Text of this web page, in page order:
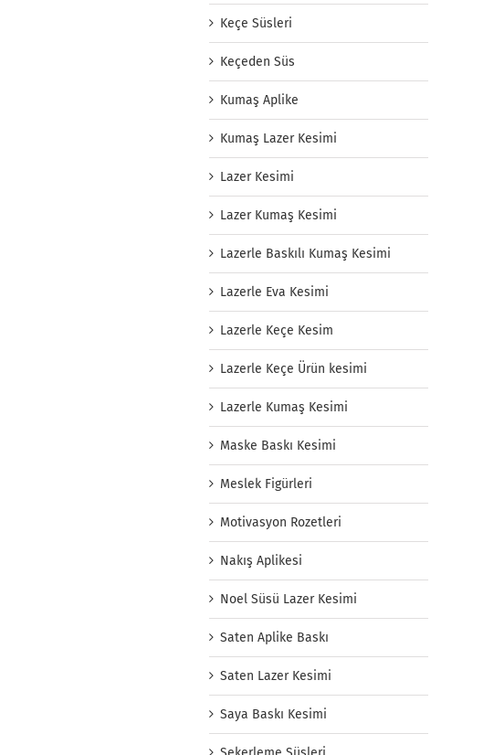
Keçe Süsleri
Keçeden Süs
Kumaş Aplike
Kumaş Lazer Kesimi
Lazer Kesimi
Lazer Kumaş Kesimi
Lazerle Baskılı Kumaş Kesimi
Lazerle Eva Kesimi
Lazerle Keçe Kesim
Lazerle Keçe Ürün kesimi
Lazerle Kumaş Kesimi
Maske Baskı Kesimi
Meslek Figürleri
Motivasyon Rozetleri
Nakış Aplikesi
Noel Süsü Lazer Kesimi
Saten Aplike Baskı
Saten Lazer Kesimi
Saya Baskı Kesimi